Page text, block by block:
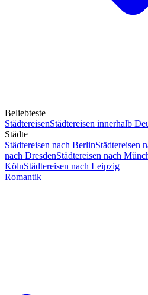
Beliebteste
StädtereisenStädtereisen innerhalb
Städte
Städtereisen nach BerlinStädtereisen
nach DresdenStädtereisen nach
KölnStädtereisen nach Leipzig
Romantik